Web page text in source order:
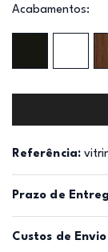
Acabamentos:
Referência:
Prazo de
Custos de Envio